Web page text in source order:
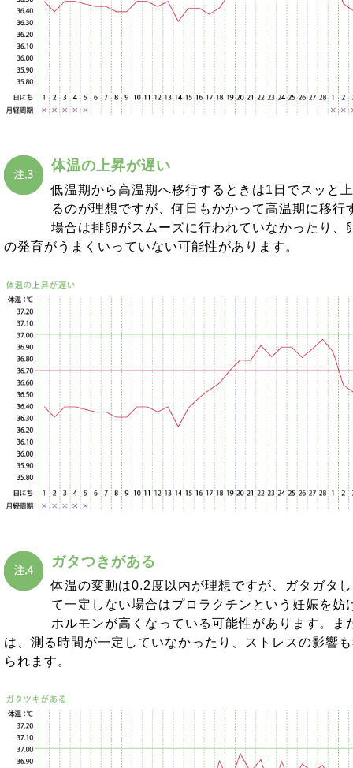
体温の上昇が遅い
低温期から高温期へ移行するときは1日でスッと
るのが理想ですが、何日もかかって高温期に移行
場合は排卵がスムーズに行われていなかったり、
の発育がうまくいっていない可能性があります。
ガタつきがある
体温の変動は0.2度以内が理想ですが、ガタガタ
て一定しない場合はプロラクチンという妊娠を妨
ホルモンが高くなっている可能性があります。ま
は、測る時間が一定していなかったり、ストレスの影響
られます。